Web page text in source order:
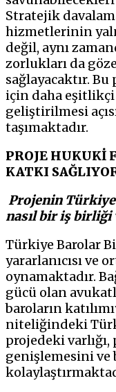
Stratejik
hizmetlerinin
değil, aynı
zorlukları da
sağlayacaktır.
için daha
geliştirilmesi
taşımaktadır.
PROJE HUKUKİ
KATKI
Projenin
nasıl bir iş birliği
Türkiye Barolar
yararlanıcısı ve
oynamaktadır.
gücü olan
baroların
niteliğindeki
projedeki
genişlemesini ve